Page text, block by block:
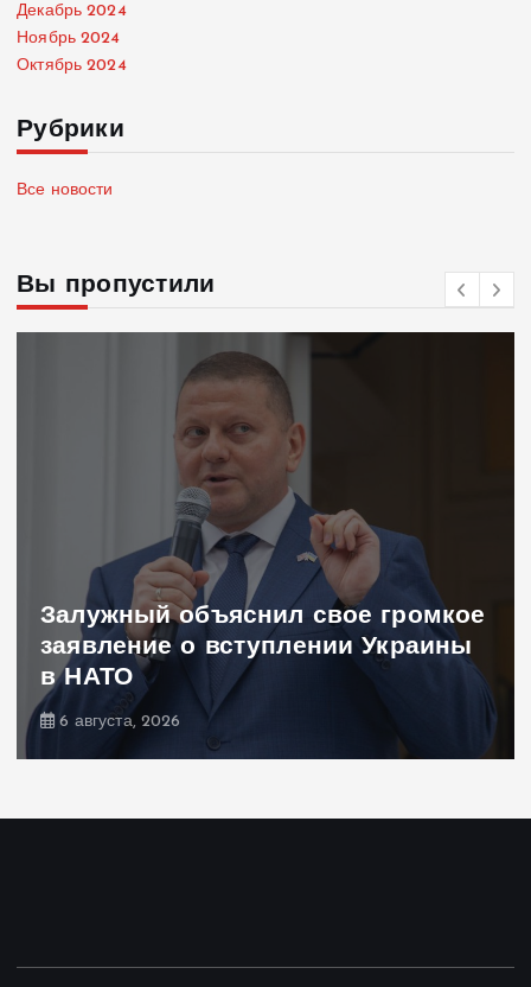
Декабрь 2024
Ноябрь 2024
Октябрь 2024
Рубрики
Все новости
Вы пропустили
Залужный объяснил свое громкое
заявление о вступлении Украины
в НАТО
6 августа, 2026